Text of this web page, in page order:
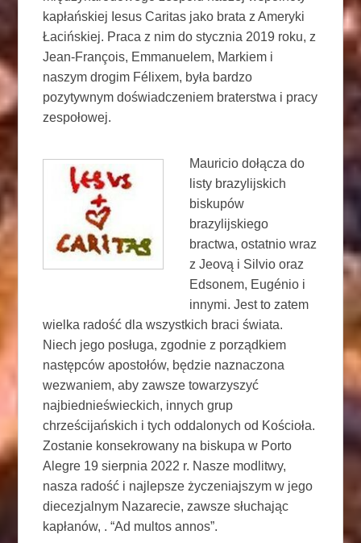
kapłańskiej Iesus Caritas jako brata z Ameryki
Łacińskiej. Praca z nim do stycznia 2019 roku, z
Jean-François, Emmanuelem, Markiem i
naszym drogim Félixem, była bardzo
pozytywnym doświadczeniem braterstwa i pracy
zespołowej.
Mauricio dołącza do
listy brazylijskich
biskupów
brazylijskiego
bractwa, ostatnio wraz
z Jeovą i Silvio oraz
Edsonem, Eugénio i
innymi. Jest to zatem
wielka radość dla wszystkich braci świata.
Niech jego posługa, zgodnie z porządkiem
następców apostołów, będzie naznaczona
wezwaniem, aby zawsze towarzyszyć
najbiednieświeckich, innych grup
chrześcijańskich i tych oddalonych od Kościoła.
Zostanie konsekrowany na biskupa w Porto
Alegre 19 sierpnia 2022 r. Nasze modlitwy,
nasza radość i najlepsze życzeniajszym w jego
diecezjalnym Nazarecie, zawsze słuchając
kapłanów, . “Ad multos annos”.